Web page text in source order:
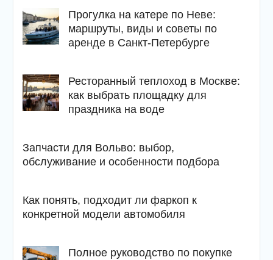
Прогулка на катере по Неве:
маршруты, виды и советы по
аренде в Санкт-Петербурге
Ресторанный теплоход в Москве:
как выбрать площадку для
праздника на воде
Запчасти для Вольво: выбор,
обслуживание и особенности подбора
Как понять, подходит ли фаркоп к
конкретной модели автомобиля
Полное руководство по покупке